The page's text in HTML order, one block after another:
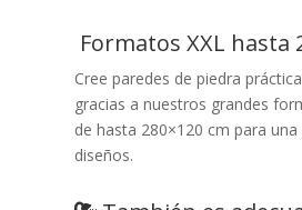
Formatos XXL hasta
Cree paredes de piedra
gracias a nuestros grandes
de hasta 280×120 cm para
diseños.